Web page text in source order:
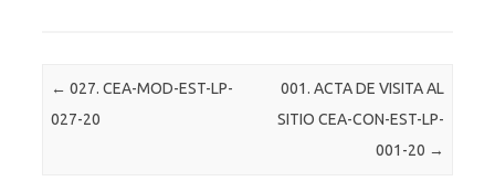
Post navigation
← 027. CEA-MOD-EST-LP-
027-20
001. ACTA DE VISITA AL
SITIO CEA-CON-EST-LP-
001-20 →